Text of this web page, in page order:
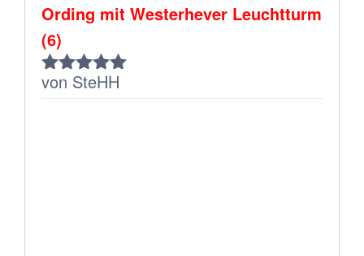
Ording mit Westerhever Leuchtturm
(6)
Bewertet
von SteHH